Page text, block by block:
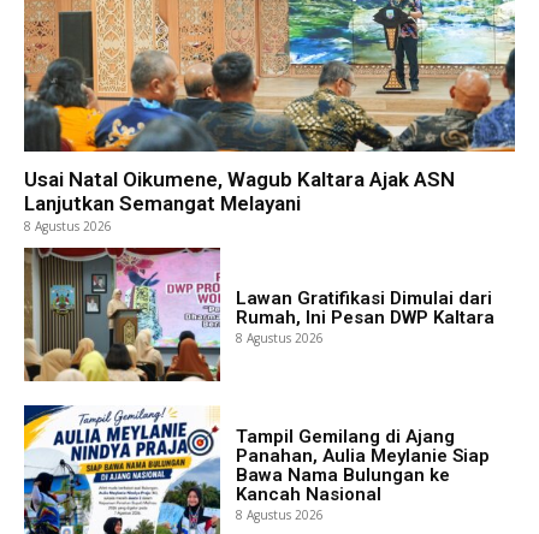
Usai Natal Oikumene, Wagub Kaltara Ajak ASN
Lanjutkan Semangat Melayani
8 Agustus 2026
Lawan Gratifikasi Dimulai dari
Rumah, Ini Pesan DWP Kaltara
8 Agustus 2026
Tampil Gemilang di Ajang
Panahan, Aulia Meylanie Siap
Bawa Nama Bulungan ke
Kancah Nasional
8 Agustus 2026